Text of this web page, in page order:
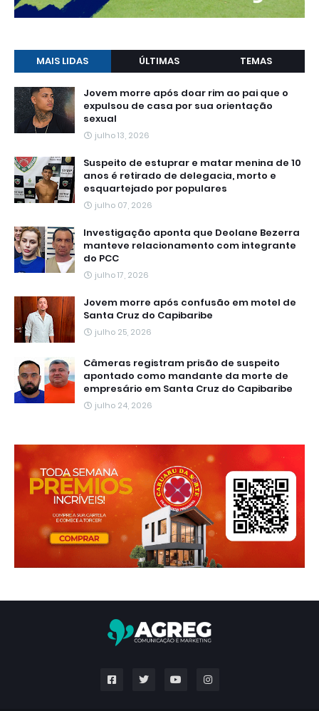
MAIS LIDAS ÚLTIMAS TEMAS
Jovem morre após doar rim ao pai que o
expulsou de casa por sua orientação
sexual
julho 13, 2026
Suspeito de estuprar e matar menina de 10
anos é retirado de delegacia, morto e
esquartejado por populares
julho 07, 2026
Investigação aponta que Deolane Bezerra
manteve relacionamento com integrante
do PCC
julho 17, 2026
Jovem morre após confusão em motel de
Santa Cruz do Capibaribe
julho 25, 2026
Câmeras registram prisão de suspeito
apontado como mandante da morte de
empresário em Santa Cruz do Capibaribe
julho 24, 2026